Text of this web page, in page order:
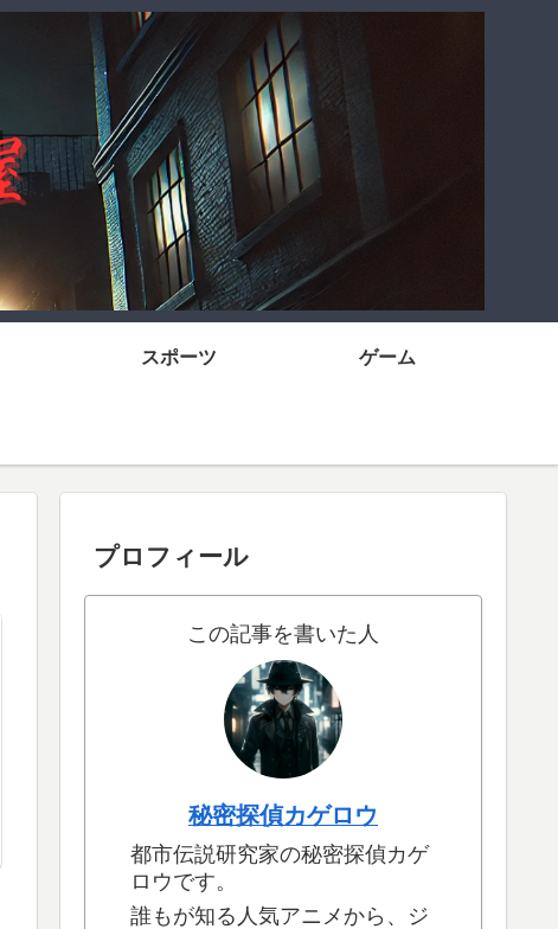
スポーツ ゲーム
プロフィール
この記事を書いた人
秘密探偵カゲロウ
都市伝説研究家の秘密探偵カゲ
ロウです。
誰もが知る人気アニメから、ジ